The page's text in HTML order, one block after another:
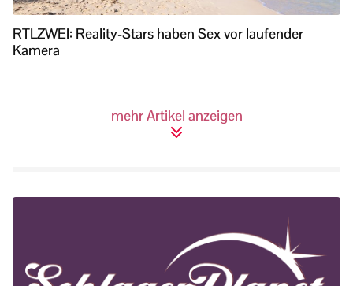
RTLZWEI: Reality-Stars haben Sex vor laufender
Kamera
mehr Artikel anzeigen